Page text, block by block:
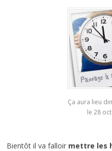
Ça aura lieu
le 28
Bientôt il va falloir mettre les